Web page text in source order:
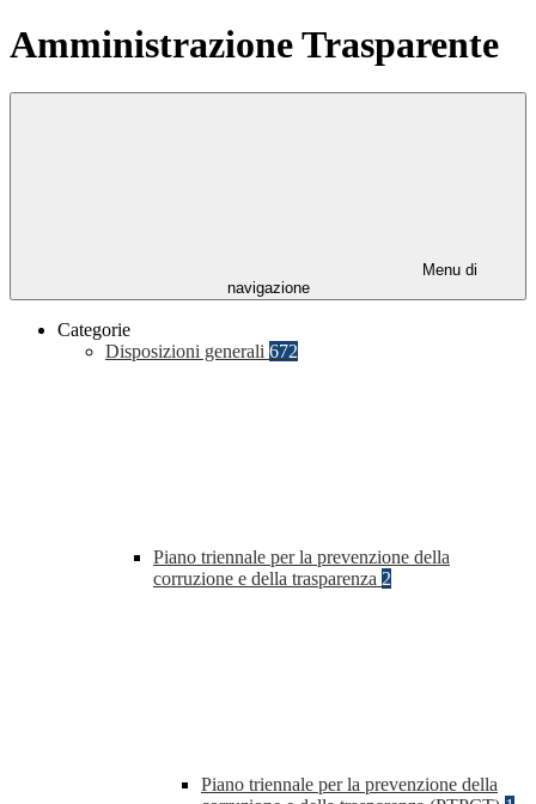
Amministrazione Trasparente
Menu di
navigazione
Categorie
Disposizioni generali 672
Piano triennale per la prevenzione della
corruzione e della trasparenza 2
Piano triennale per la prevenzione della